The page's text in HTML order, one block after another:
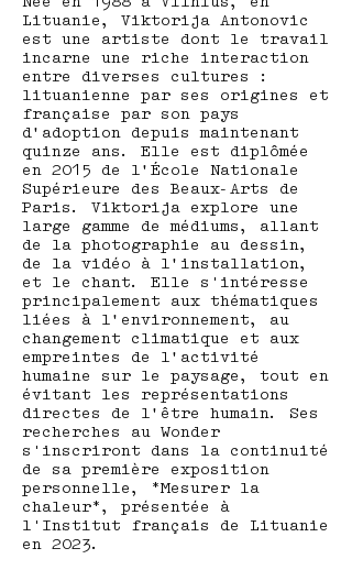
Née en 1988 à Vilnius, en
Lituanie, Viktorija Antonovic
est une artiste dont le travail
incarne une riche interaction
entre diverses cultures :
lituanienne par ses origines et
française par son pays
d’adoption depuis maintenant
quinze ans. Elle est diplômée
en 2015 de l’École Nationale
Supérieure des Beaux-Arts de
Paris. Viktorija explore une
large gamme de médiums, allant
de la photographie au dessin,
de la vidéo à l’installation,
et le chant. Elle s'intéresse
principalement aux thématiques
liées à l’environnement, au
changement climatique et aux
empreintes de l’activité
humaine sur le paysage, tout en
évitant les représentations
directes de l’être humain. Ses
recherches au Wonder
s'inscriront dans la continuité
de sa première exposition
personnelle, *Mesurer la
chaleur*, présentée à
l'Institut français de Lituanie
en 2023.